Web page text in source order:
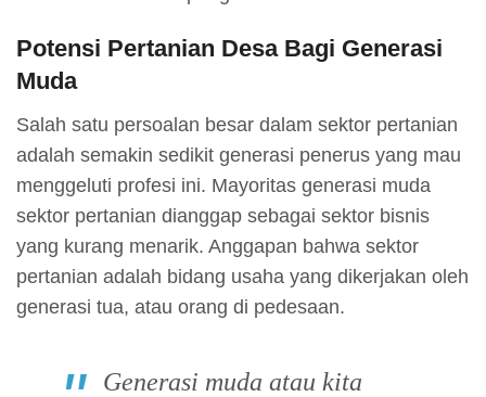
Potensi Pertanian Desa Bagi Generasi
Muda
Salah satu persoalan besar dalam sektor pertanian
adalah semakin sedikit generasi penerus yang mau
menggeluti profesi ini. Mayoritas generasi muda
sektor pertanian dianggap sebagai sektor bisnis
yang kurang menarik. Anggapan bahwa sektor
pertanian adalah bidang usaha yang dikerjakan oleh
generasi tua, atau orang di pedesaan.
Generasi muda atau kita